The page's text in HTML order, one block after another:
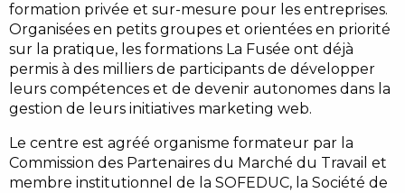
formation privée et sur-mesure pour les entreprises.
Organisées en petits groupes et orientées en priorité
sur la pratique, les formations La Fusée ont déjà
permis à des milliers de participants de développer
leurs compétences et de devenir autonomes dans la
gestion de leurs initiatives marketing web.
Le centre est agréé organisme formateur par la
Commission des Partenaires du Marché du Travail et
membre institutionnel de la SOFEDUC, la Société de